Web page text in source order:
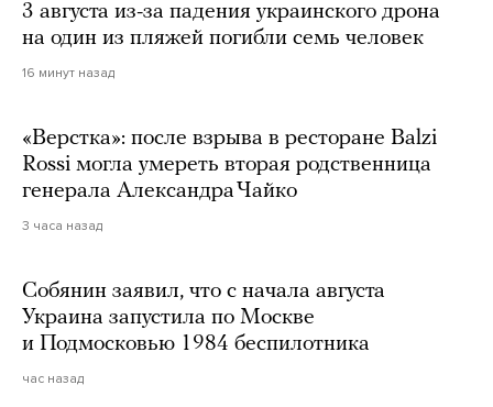
3 августа из-за падения украинского дрона
на один из пляжей погибли семь человек
16 минут назад
«Верстка»: после взрыва в ресторане Balzi
Rossi могла умереть вторая родственница
генерала Александра Чайко
3 часа назад
Собянин заявил, что с начала августа
Украина запустила по Москве
и Подмосковью 1984 беспилотника
час назад